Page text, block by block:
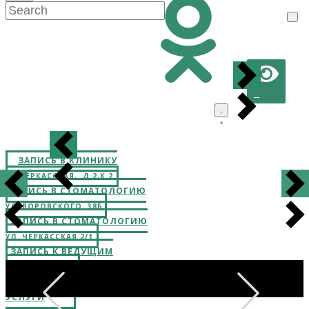
ЗАПИСЬ В КЛИНИКУ
УЛ.ЧЕРКАССКАЯ, Д.2,К.2
ЗАПИСЬ В СТОМАТОЛОГИЮ
УЛ. ВОРОВСКОГО, 38Б
ЗАПИСЬ В СТОМАТОЛОГИЮ
УЛ. ЧЕРКАССКАЯ 2/1
ЗАПИСЬ К ВЕДУЩИМ
ПЛАТНЫЕ
УСЛУГИ